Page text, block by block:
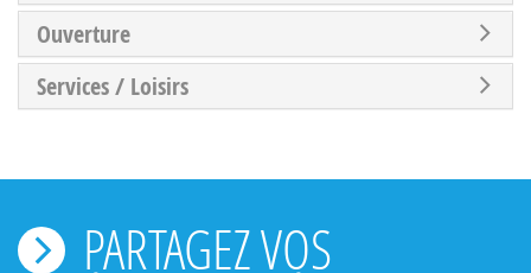
Ouverture
Services / Loisirs
PARTAGEZ VOS